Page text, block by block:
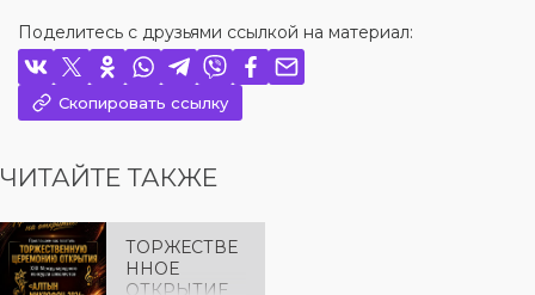
Поделитесь с друзьями ссылкой на материал:
Скопировать ссылку
ЧИТАЙТЕ ТАКЖЕ
ТОРЖЕСТВЕ
ННОЕ
ОТКРЫТИЕ